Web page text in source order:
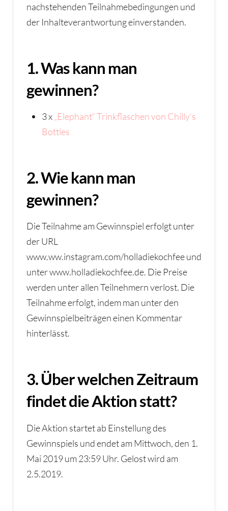
nachstehenden Teilnahmebedingungen und
der Inhalteverantwortung einverstanden.
1. Was kann man
gewinnen?
3 x„Elephant“ Trinkflaschen von Chilly’s
Bottles
2. Wie kann man
gewinnen?
Die Teilnahme am Gewinnspiel erfolgt unter
der URL
www.ww.instagram.com/holladiekochfee und
unter www.holladiekochfee.de. Die Preise
werden unter allen Teilnehmern verlost. Die
Teilnahme erfolgt, indem man unter den
Gewinnspielbeiträgen einen Kommentar
hinterlässt.
3. Über welchen Zeitraum
findet die Aktion statt?
Die Aktion startet ab Einstellung des
Gewinnspiels und endet am Mittwoch, den 1.
Mai 2019 um 23:59 Uhr. Gelost wird am
2.5.2019.